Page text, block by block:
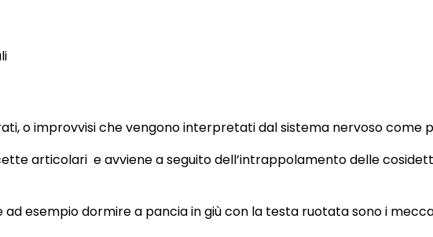
o improvvisi che vengono interpretati dal sistema nervoso come
articolari e avviene a seguito dell’intrappolamento delle
esempio dormire a pancia in giù con la testa ruotata sono i